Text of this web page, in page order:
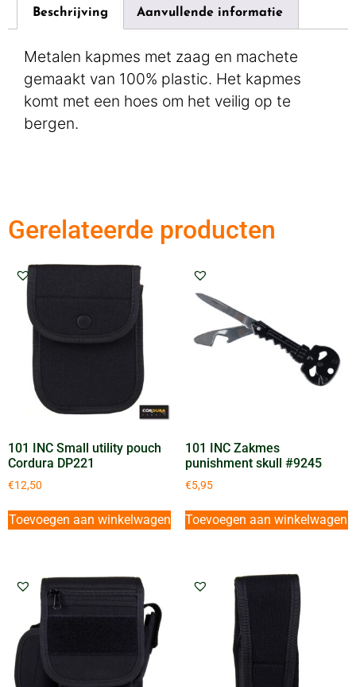
Beschrijving Aanvullende informatie
Metalen kapmes met zaag en machete
gemaakt van 100% plastic. Het kapmes
komt met een hoes om het veilig op te
bergen.
Gerelateerde producten
101 INC Small utility pouch
Cordura DP221
€12,50
Toevoegen aan winkelwagen
101 INC Zakmes
punishment skull #9245
€5,95
Toevoegen aan winkelwagen